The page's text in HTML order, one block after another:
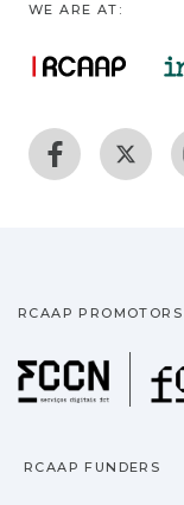
WE ARE AT:
RCAAP PROMOTORS
RCAAP FUNDERS